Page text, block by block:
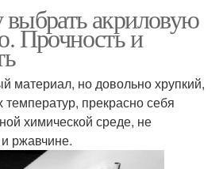
акриловую
Прочность и
материал, но довольно хрупкий,
прекрасно себя
химической среде, не
ржавчине.